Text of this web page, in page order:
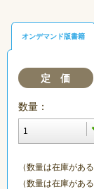
オンデマンド版書籍
定 価
数量：
（数量は在庫があ
（数量は在庫があ